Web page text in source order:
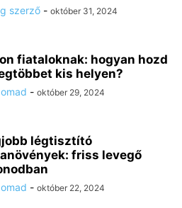
szerző - október 31, 2024
fiataloknak: hogyan hozd
kis helyen?
- október 29, 2024
légtisztító
friss levegő
- október 22, 2024